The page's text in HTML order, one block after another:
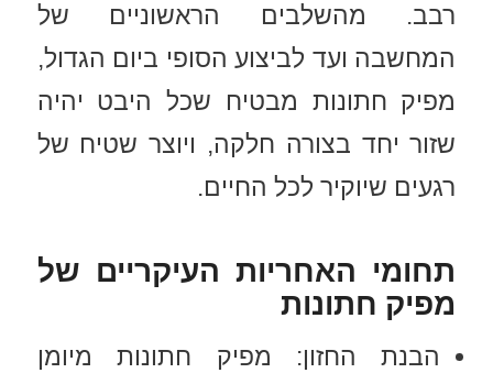
רבב. מהשלבים הראשוניים של
המחשבה ועד לביצוע הסופי ביום הגדול,
מפיק חתונות מבטיח שכל היבט יהיה
שזור יחד בצורה חלקה, ויוצר שטיח של
רגעים שיוקיר לכל החיים.
תחומי האחריות העיקריים של
מפיק חתונות
הבנת החזון: מפיק חתונות מיומן